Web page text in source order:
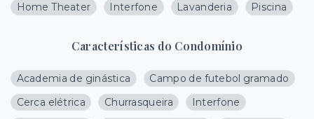
Home Theater
Interfone Lavanderia Piscina
Características do Condomínio
Academia de ginástica
Campo de futebol gramado
Cerca elétrica
Churrasqueira
Interfone